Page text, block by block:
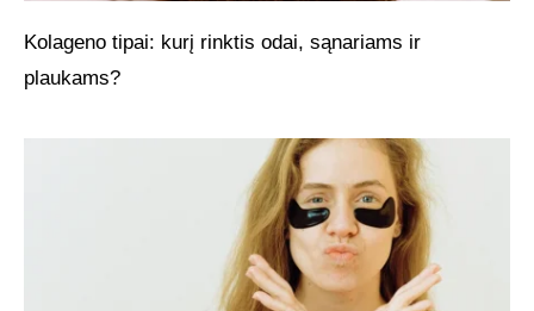
Kolageno tipai: kurį rinktis odai, sąnariams ir
plaukams?